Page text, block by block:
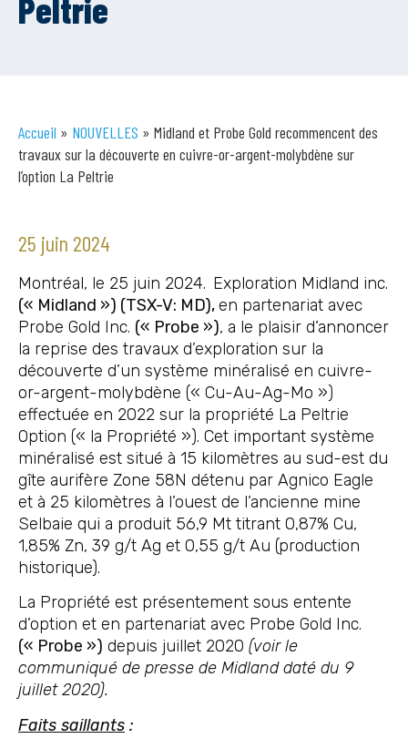
Peltrie
Accueil » NOUVELLES » Midland et Probe Gold recommencent des
travaux sur la découverte en cuivre-or-argent-molybdène sur
l’option La Peltrie
25 juin 2024
Montréal, le 25 juin 2024. Exploration Midland inc.
(« Midland ») (TSX-V: MD),en partenariat avec
Probe Gold Inc. (« Probe »), a le plaisir d’annoncer
la reprise des travaux d’exploration sur la
découverte d’un système minéralisé en cuivre-
or-argent-molybdène (« Cu-Au-Ag-Mo »)
effectuée en 2022 sur la propriété La Peltrie
Option (« la Propriété »). Cet important système
minéralisé est situé à 15 kilomètres au sud-est du
gîte aurifère Zone 58N détenu par Agnico Eagle
et à 25 kilomètres à l’ouest de l’ancienne mine
Selbaie qui a produit 56,9 Mt titrant 0,87% Cu,
1,85% Zn, 39 g/t Ag et 0,55 g/t Au (production
historique).
La Propriété est présentement sous entente
d’option et en partenariat avec Probe Gold Inc.
(« Probe ») depuis juillet 2020 (voir le
communiqué de presse de Midland daté du 9
juillet 2020).
Faits saillants :